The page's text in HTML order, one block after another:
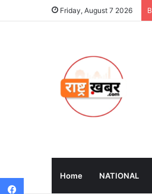
Friday, August 7 2026
Home NATIONAL